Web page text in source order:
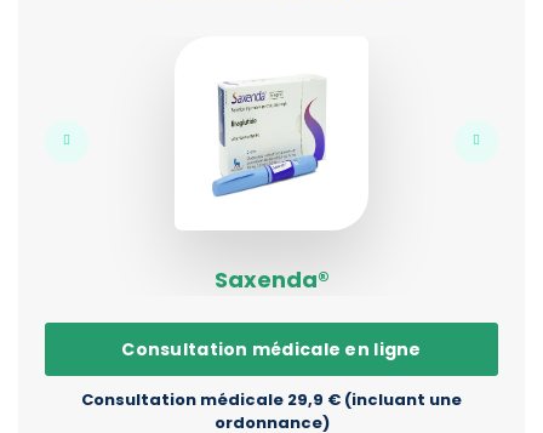
Saxenda®
Consultation médicale en ligne
Consultation médicale 29,9 € (incluant une
ordonnance)